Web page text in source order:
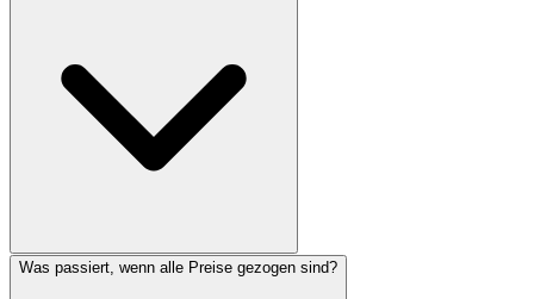
Was passiert, wenn alle Preise gezogen sind?